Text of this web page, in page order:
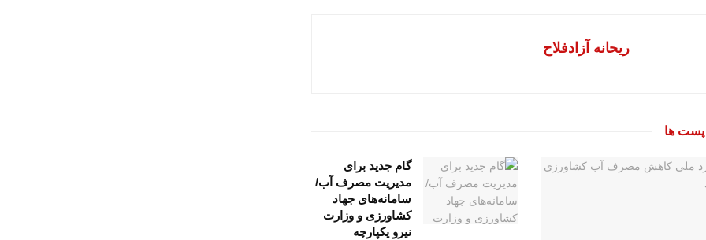
ریحانه آزادفلاح
پست ها
گام جدید برای
مدیریت مصرف آب/
سامانه‌های جهاد
کشاورزی و وزارت
نیرو یکپارچه